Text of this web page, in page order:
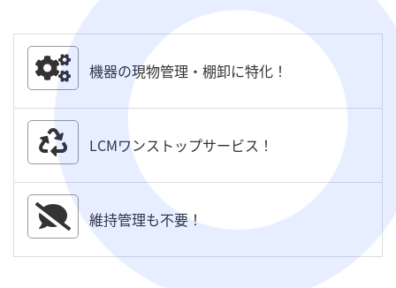
機器の現物管理・棚卸に特化！
LCMワンストップサービス！
維持管理も不要！